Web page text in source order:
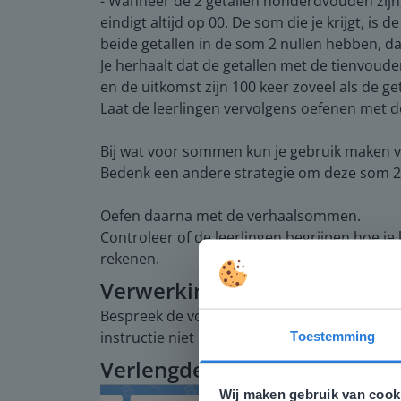
Toestemming
Wij maken gebruik van
eindigt altijd op 00. De som die je krijgt, is
beide getallen in de som 2 nullen hebben,
Je herhaalt dat de getallen met de
en de uitkomst zijn 100 keer zoveel als de
Laat de leerlingen vervolgens oefenen met
Bij wat voor sommen kun je gebruik maken
Bedenk een andere strategie om deze som
Oefen daarna met de verhaalsommen.
Controleer of de leerlingen begrijpen hoe
rekenen.
Verwerking
Bespreek de voorbeeldopgaven om de
instructie niet hoeven te volgen, gaan
Verlengde instructie Deze
Gezien